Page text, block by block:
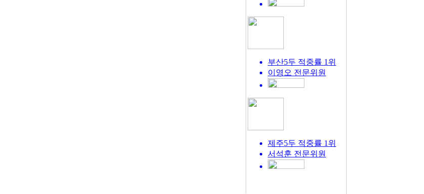
부산5두 적중률 1위
이영오 전문위원
제주5두 적중률 1위
서석훈 전문위원